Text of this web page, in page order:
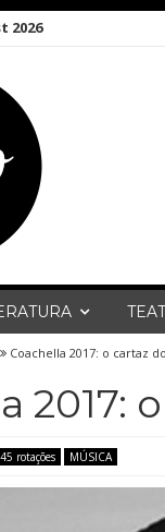
2026
Coachella 2017: o cartaz
2017:
45 rotações MÚSICA